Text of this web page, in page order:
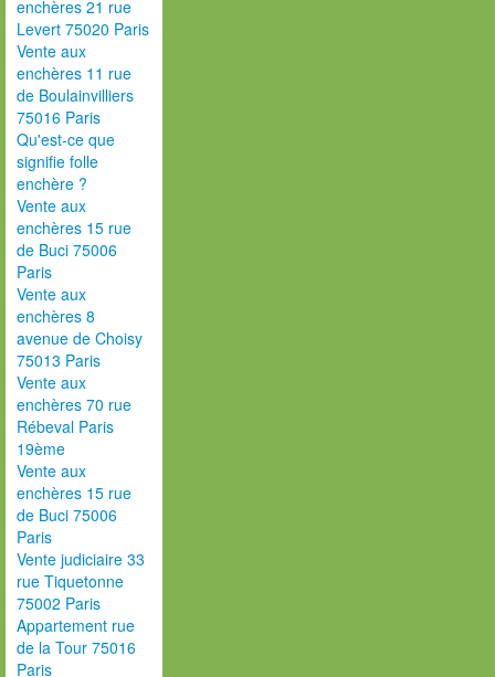
enchères 21 rue
Levert 75020 Paris
Vente aux
enchères 11 rue
de Boulainvilliers
75016 Paris
Qu'est-ce que
signifie folle
enchère ?
Vente aux
enchères 15 rue
de Buci 75006
Paris
Vente aux
enchères 8
avenue de Choisy
75013 Paris
Vente aux
enchères 70 rue
Rébeval Paris
19ème
Vente aux
enchères 15 rue
de Buci 75006
Paris
Vente judiciaire 33
rue Tiquetonne
75002 Paris
Appartement rue
de la Tour 75016
Paris